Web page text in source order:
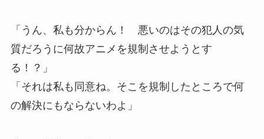
「うん、私も分からん！ 悪いのはその犯人の気
質だろうに何故アニメを規制させようとす
る！？」
「それは私も同意ね。そこを規制したところで何
の解決にもならないわよ」